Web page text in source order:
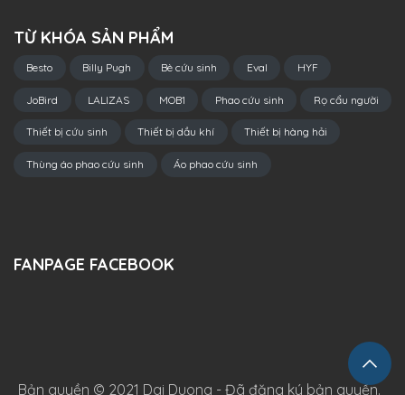
TỪ KHÓA SẢN PHẨM
Besto Billy Pugh Bè cứu sinh Eval HYF
JoBird LALIZAS MOB1 Phao cứu sinh Rọ cẩu người
Thiết bị cứu sinh Thiết bị dầu khí Thiết bị hàng hải
Thùng áo phao cứu sinh Áo phao cứu sinh
FANPAGE FACEBOOK
Bản quyền © 2021 Dai Duong - Đã đăng ký bản quyền.